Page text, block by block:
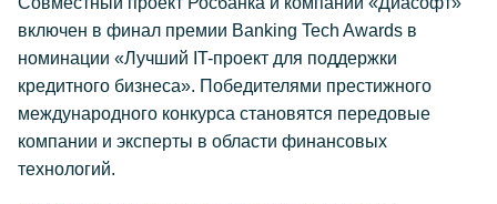
включен в финал премии Banking Tech Awards в
номинации «Лучший IT-проект для поддержки
кредитного бизнеса». Победителями престижного
международного конкурса становятся передовые
компании и эксперты в области финансовых
технологий.